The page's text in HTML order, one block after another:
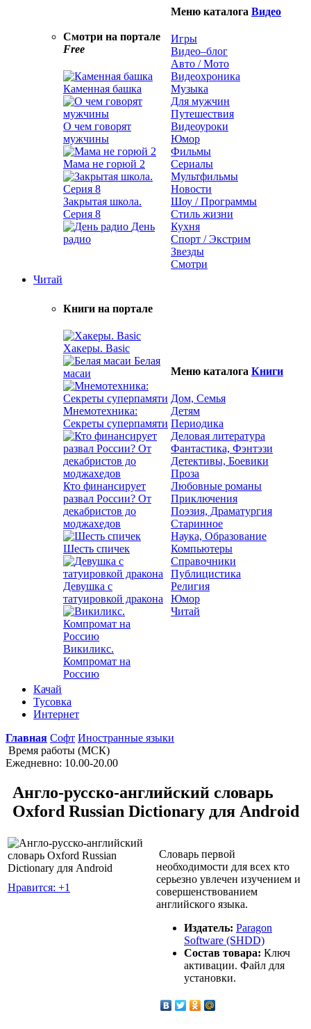
Смотри на портале
Free
Каменная башка
О чем говорят
мужчины
Мама не горюй 2
Закрытая школа.
Серия 8
День
радио
Меню каталога Видео
Игры
Видео–блог
Авто / Мото
Видеохроника
Музыка
Для мужчин
Путешествия
Видеоуроки
Юмор
Фильмы
Сериалы
Мультфильмы
Новости
Шоу / Программы
Стиль жизни
Кухня
Спорт / Экстрим
Звезды
Смотри
Читай
Книги на портале
Хакеры. Basic
Белая
масаи
Мнемотехника:
Секреты суперпамяти
Кто финансирует
развал России? От
декабристов до
моджахедов
Шесть спичек
Девушка с
татуировкой дракона
Викиликс.
Компромат на
Россию
Меню каталога Книги
Дом, Семья
Детям
Периодика
Деловая литература
Фантастика, Фэнтэзи
Детективы, Боевики
Проза
Любовные романы
Приключения
Поэзия, Драматургия
Старинное
Наука, Образование
Компьютеры
Справочники
Публицистика
Религия
Юмор
Читай
Качай
Тусовка
Интернет
Главная Софт Иностранные языки
Время работы (МСК)
Ежедневно: 10.00-20.00
Англо-русско-английский словарь
Oxford Russian Dictionary для Android
Нравится: +1
Cловарь первой
необходимости для всех кто
серьезно увлечен изучением и
совершенствованием
английского языка.
Издатель: Paragon
Software (SHDD)
Состав товара: Ключ
активации. Файл для
установки.